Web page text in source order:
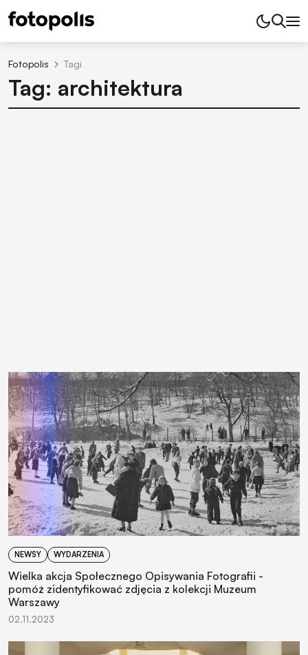
Fotopolis Tagi
Tag: architektura
NEWSY WYDARZENIA
Wielka akcja Społecznego Opisywania Fotografii -
pomóż zidentyfikować zdjęcia z kolekcji Muzeum
Warszawy
02.11.2023